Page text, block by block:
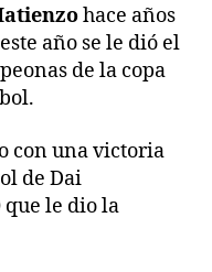
hace años
año se le dió el
de la copa
con una victoria
de Dai
que le dio la